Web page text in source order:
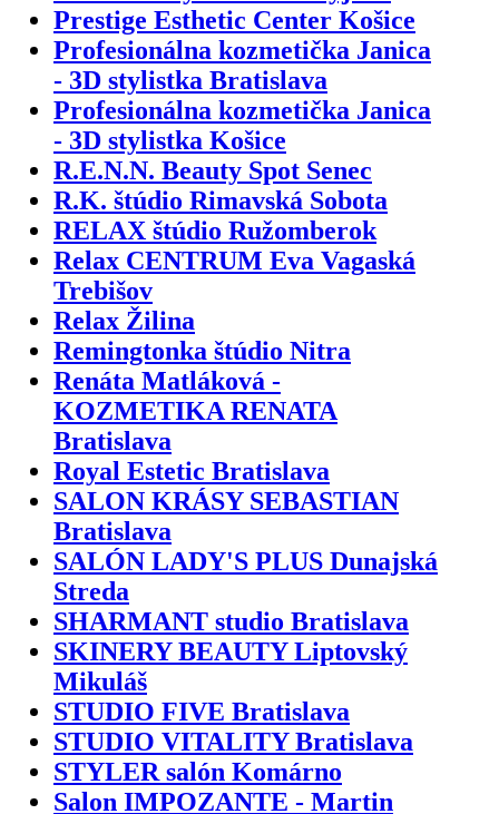
Prestige Esthetic Center Košice
Profesionálna kozmetička Janica
- 3D stylistka Bratislava
Profesionálna kozmetička Janica
- 3D stylistka Košice
R.E.N.N. Beauty Spot Senec
R.K. štúdio Rimavská Sobota
RELAX štúdio Ružomberok
Relax CENTRUM Eva Vagaská
Trebišov
Relax Žilina
Remingtonka štúdio Nitra
Renáta Matláková -
KOZMETIKA RENATA
Bratislava
Royal Estetic Bratislava
SALON KRÁSY SEBASTIAN
Bratislava
SALÓN LADY'S PLUS Dunajská
Streda
SHARMANT studio Bratislava
SKINERY BEAUTY Liptovský
Mikuláš
STUDIO FIVE Bratislava
STUDIO VITALITY Bratislava
STYLER salón Komárno
Salon IMPOZANTE - Martin